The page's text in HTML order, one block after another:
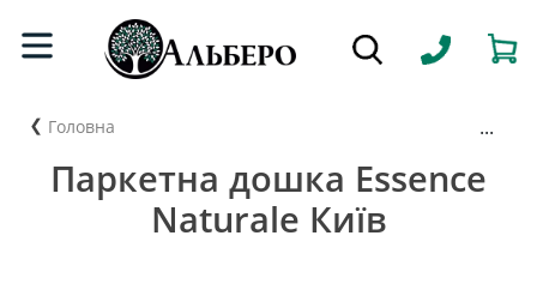
Головна ...
Паркетна дошка Essence
Naturale Київ